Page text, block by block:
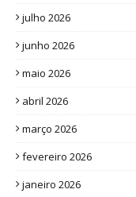
julho 2026
junho 2026
maio 2026
abril 2026
março 2026
fevereiro 2026
janeiro 2026